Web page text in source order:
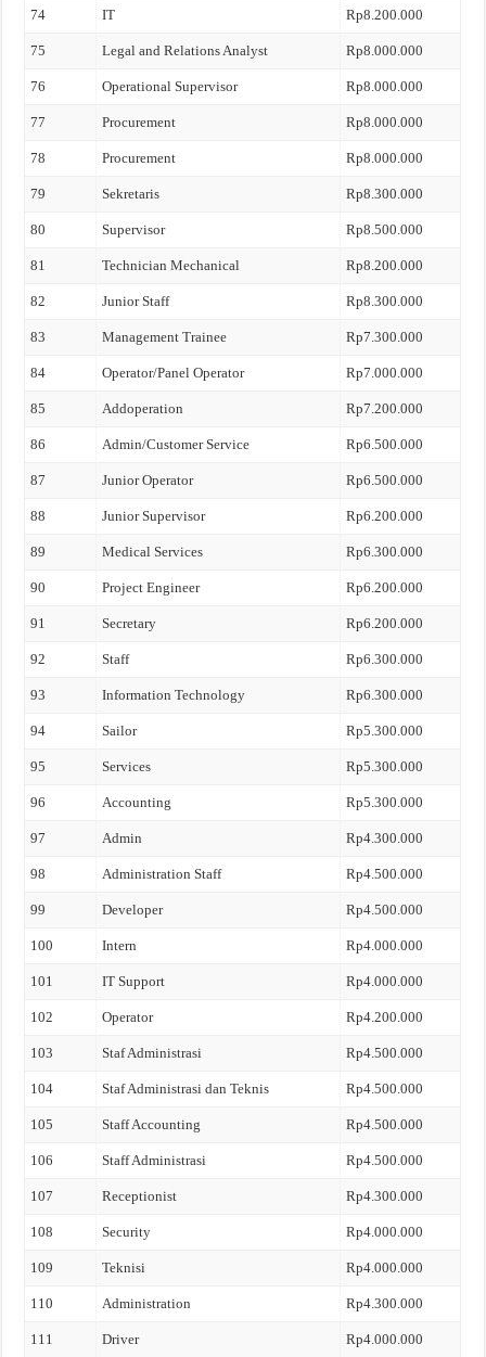
74 IT Rp8.200.000
75 Legal and Relations Analyst Rp8.000.000
76 Operational Supervisor Rp8.000.000
77 Procurement Rp8.000.000
78 Procurement Rp8.000.000
79 Sekretaris Rp8.300.000
80 Supervisor Rp8.500.000
81 Technician Mechanical Rp8.200.000
82 Junior Staff Rp8.300.000
83 Management Trainee Rp7.300.000
84 Operator/Panel Operator Rp7.000.000
85 Addoperation Rp7.200.000
86 Admin/Customer Service Rp6.500.000
87 Junior Operator Rp6.500.000
88 Junior Supervisor Rp6.200.000
89 Medical Services Rp6.300.000
90 Project Engineer Rp6.200.000
91 Secretary Rp6.200.000
92 Staff Rp6.300.000
93 Information Technology Rp6.300.000
94 Sailor Rp5.300.000
95 Services Rp5.300.000
96 Accounting Rp5.300.000
97 Admin Rp4.300.000
98 Administration Staff Rp4.500.000
99 Developer Rp4.500.000
100 Intern Rp4.000.000
101 IT Support Rp4.000.000
102 Operator Rp4.200.000
103 Staf Administrasi Rp4.500.000
104 Staf Administrasi dan Teknis Rp4.500.000
105 Staff Accounting Rp4.500.000
106 Staff Administrasi Rp4.500.000
107 Receptionist Rp4.300.000
108 Security Rp4.000.000
109 Teknisi Rp4.000.000
110 Administration Rp4.300.000
111 Driver Rp4.000.000